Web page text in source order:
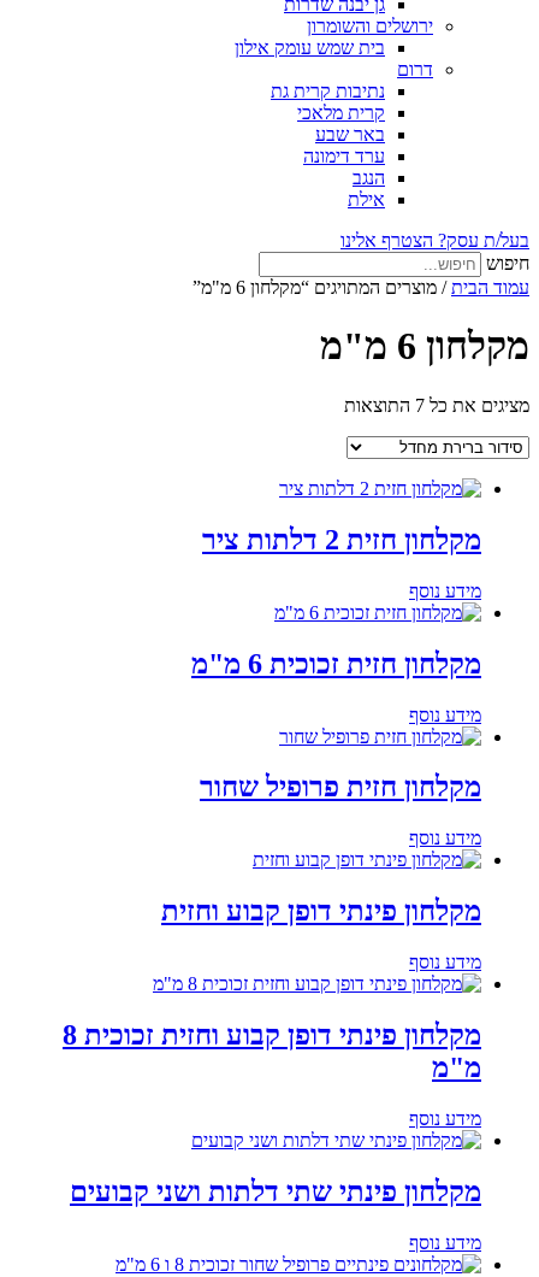
גן יבנה שדרות
ירושלים והשומרון
בית שמש עומק אילון
דרום
נתיבות קרית גת
קרית מלאכי
באר שבע
ערד דימונה
הנגב
אילת
בעל/ת עסק? הצטרף אלינו
חיפוש
עמוד הבית/ מוצרים המתויגים “מקלחון 6 מ"מ”
מקלחון 6 מ"מ
מציגים את כל ⁦7⁩ התוצאות
מקלחון חזית 2 דלתות ציר
מידע נוסף
מקלחון חזית זכוכית 6 מ"מ
מידע נוסף
מקלחון חזית פרופיל שחור
מידע נוסף
מקלחון פינתי דופן קבוע וחזית
מידע נוסף
מקלחון פינתי דופן קבוע וחזית זכוכית 8
מ"מ
מידע נוסף
מקלחון פינתי שתי דלתות ושני קבועים
מידע נוסף